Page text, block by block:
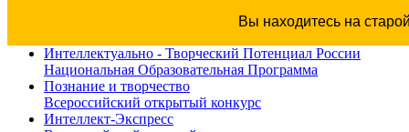
Вы находитесь на
Интеллектуально - Творческий Потенциал России
Национальная Образовательная Программа
Познание и творчество
Всероссийский открытый конкурс
Интеллект-Экспресс